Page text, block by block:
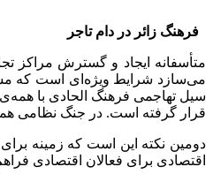
فرهنگ زائر در دام تاجر
متأسفانه ایجاد و گسترش مراکز
می‌سازد شرایط ویژه‌ای است که
سیل تهاجمی فرهنگ الحادی با
قرار گرفته است. در جنگ نظامی
دومین نکته این است که زمینه
اقتصادی برای فعالان اقتصادی